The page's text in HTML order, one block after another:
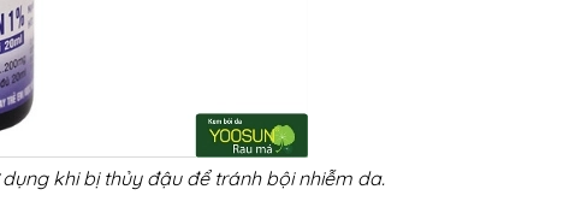
khi bị thủy đậu để tránh bội nhiễm da.